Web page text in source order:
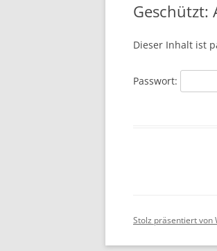
Geschützt:
Dieser Inhalt ist
Passwort:
Stolz präsentiert von